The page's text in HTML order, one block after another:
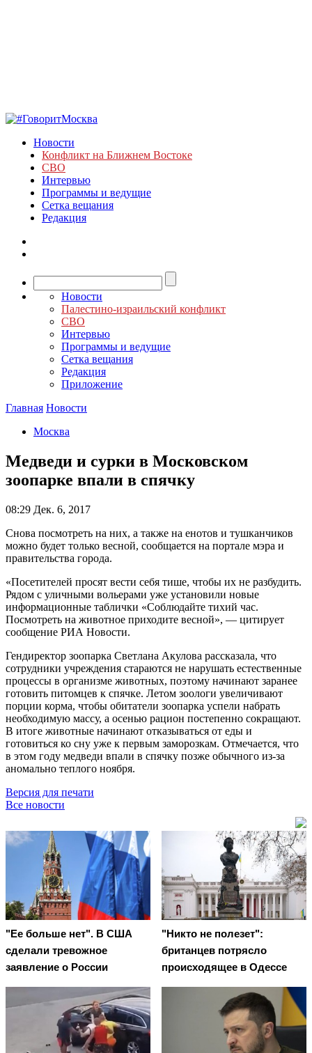
Новости
Конфликт на Ближнем Востоке
СВО
Интервью
Программы и ведущие
Сетка вещания
Редакция
Новости
Палестино-израильский конфликт
СВО
Интервью
Программы и ведущие
Сетка вещания
Редакция
Приложение
Главная Новости
Москва
Медведи и сурки в Московском
зоопарке впали в спячку
08:29 Дек. 6, 2017
Снова посмотреть на них, а также на енотов и тушканчиков
можно будет только весной, сообщается на портале мэра и
правительства города.
«Посетителей просят вести себя тише, чтобы их не разбудить.
Рядом с уличными вольерами уже установили новые
информационные таблички «Соблюдайте тихий час.
Посмотреть на животное приходите весной», — цитирует
сообщение РИА Новости.
Гендиректор зоопарка Светлана Акулова рассказала, что
сотрудники учреждения стараются не нарушать естественные
процессы в организме животных, поэтому начинают заранее
готовить питомцев к спячке. Летом зоологи увеличивают
порции корма, чтобы обитатели зоопарка успели набрать
необходимую массу, а осенью рацион постепенно сокращают.
В итоге животные начинают отказываться от еды и
готовиться ко сну уже к первым заморозкам. Отмечается, что
в этом году медведи впали в спячку позже обычного из-за
аномально теплого ноября.
Версия для печати
Все новости
"Ее больше нет". В США
сделали тревожное
заявление о России
"Никто не полезет":
британцев потрясло
происходящее в Одессе